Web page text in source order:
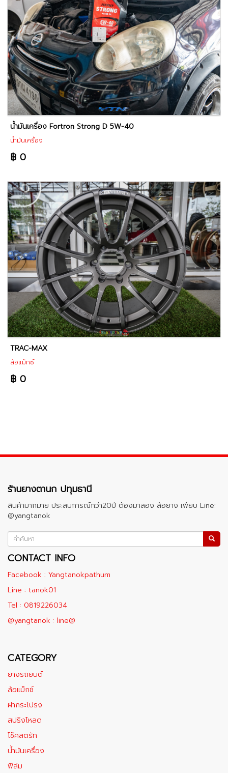
น้ำมันเครื่อง Fortron Strong D 5W-40
น้ำมันเครื่อง
฿ 0
TRAC-MAX
ล้อแม็กซ์
฿ 0
ร้านยางตานก ปทุมธานี
สินค้ามากมาย ประสบการณ์กว่า20ปี ต้องมาลอง ล้อยาง เพียบ Line:
@yangtanok
CONTACT INFO
Facebook : Yangtanokpathum
Line : tanok01
Tel : 0819226034
@yangtanok : line@
CATEGORY
ยางรถยนต์
ล้อแม็กซ์
ฝากระโปรง
สปริงโหลด
โช๊คสตรัท
น้ำมันเครื่อง
ฟิล์ม